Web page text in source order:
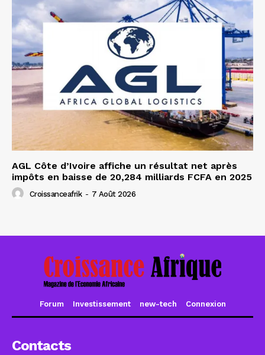
AGL Côte d’Ivoire affiche un résultat net après
impôts en baisse de 20,284 milliards FCFA en 2025
Croissanceafrik - 7 Août 2026
Forum Investissement new-tech Connexion
Contacts